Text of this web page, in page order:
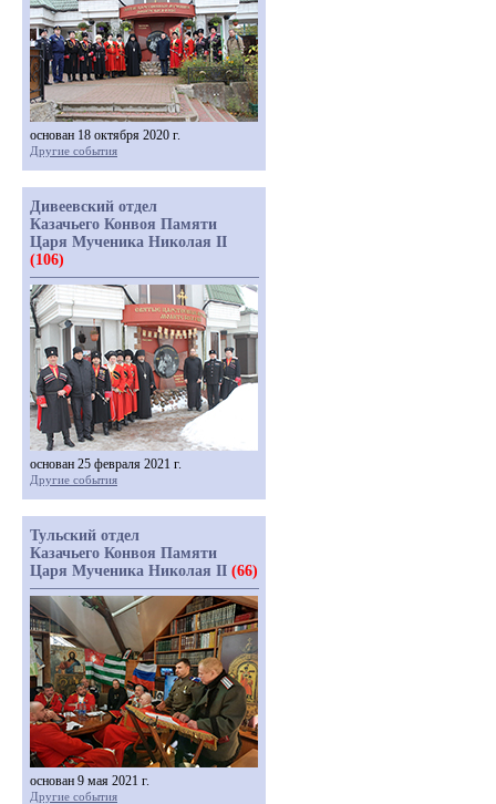
основан 18 октября 2020 г.
Другие события
Дивеевский отдел
Казачьего Конвоя Памяти
Царя Мученика Николая II
(106)
основан 25 февраля 2021 г.
Другие события
Тульский отдел
Казачьего Конвоя Памяти
Царя Мученика Николая II (66)
основан 9 мая 2021 г.
Другие события